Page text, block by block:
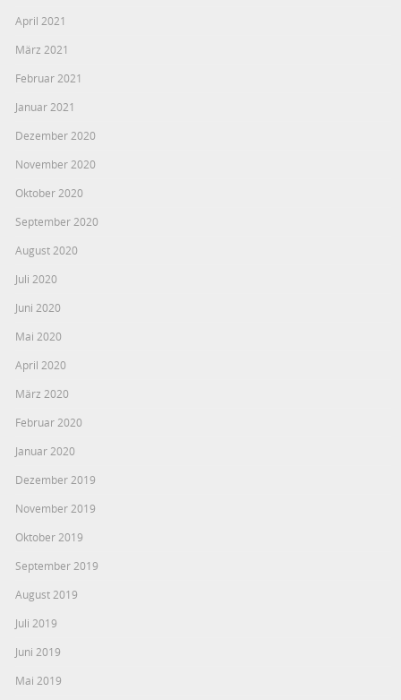
April 2021
März 2021
Februar 2021
Januar 2021
Dezember 2020
November 2020
Oktober 2020
September 2020
August 2020
Juli 2020
Juni 2020
Mai 2020
April 2020
März 2020
Februar 2020
Januar 2020
Dezember 2019
November 2019
Oktober 2019
September 2019
August 2019
Juli 2019
Juni 2019
Mai 2019